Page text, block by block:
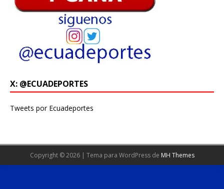
X: @ECUADEPORTES
Tweets por Ecuadeportes
Copyright © 2026 | Tema para WordPress de MH Themes